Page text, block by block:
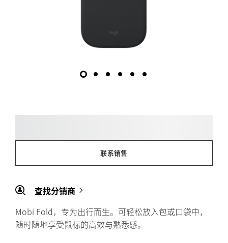
联系销售
查找分销商
Mobi Fold，专为出行而生。可轻松放入包或口袋中，
随时随地享受鼠标的高效与熟悉感。